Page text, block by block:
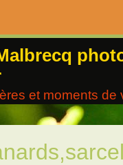
et moments de